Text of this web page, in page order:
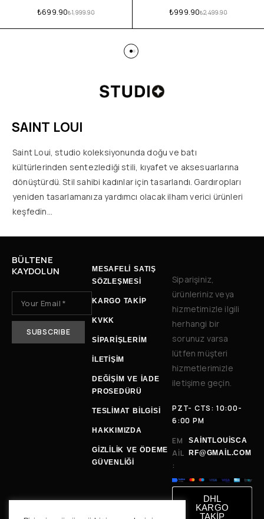
₺1,999.90
₺699.90 ₺2,499.90
₺999.90
SAINT LOUI
Saint Loui, studio koleksiyonunda doğu ve batı
kültürlerinden sentezlediği stili, kıyafet ve aksesuarlarına
dönüştürdü. Stil sahibi kadınlar için tasarlandı. Gardıropları
yeniden tasarlamanıza yardımcı olacak ilham verici ürünleri
keşfedin…
BÜLTENE
KAYDOLUN
MESAFELİ SATIŞ
SÖZLEŞMESİ
KARGO TAKİP
KVKK
SİPARİŞLERİM
İLETIŞIM
DEĞIŞIM VE İADE
PROSEDÜRÜ
TESLIMAT BILGISI
HAKKIMIZDA
GİZLİLİK VE ÖDEME
GÜVENLİĞİ
Siparişiniz,
ürünleriniz veya
hizmetimizle ilgili
herhangi bir
sorunuz varsa
lütfen müşteri
hizmetlerimizle
iletişime geçin.
PZT- CTS: 10:00-
6:00 PM
EM
AIL
:
SAINTLOUISCA
RF@GMAIL.COM
DHL
KARGO
TAKİP